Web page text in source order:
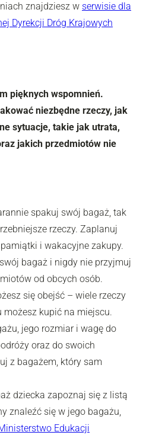
znajdziesz w serwisie dla
Dyrekcji Dróg Krajowych
pięknych wspomnień.
niezbędne rzeczy, jak
sytuacje, takie jak utrata,
jakich przedmiotów nie
spakuj swój bagaż, tak
rzeczy. Zaplanuj
i wakacyjne zakupy.
bagaż i nigdy nie przyjmuj
od obcych osób.
się obejść – wiele rzeczy
możesz kupić na miejscu.
jego rozmiar i wagę do
oraz do swoich
z bagażem, który sam
dziecka zapoznaj się z listą
znaleźć się w jego bagażu,
Edukacji